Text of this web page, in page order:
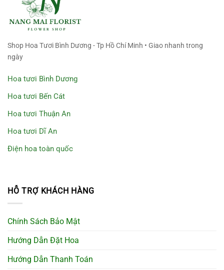
Shop Hoa Tươi Bình Dương - Tp Hồ Chí Minh • Giao nhanh trong
ngày
Hoa tươi Bình Dương
Hoa tươi Bến Cát
Hoa tươi Thuận An
Hoa tươi Dĩ An
Điện hoa toàn quốc
HỖ TRỢ KHÁCH HÀNG
Chính Sách Bảo Mật
Hướng Dẫn Đặt Hoa
Hướng Dẫn Thanh Toán